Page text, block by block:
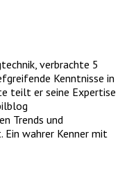
verbrachte 5
Kenntnisse in
teilt er seine Expertise
Trends und
Ein wahrer Kenner mit